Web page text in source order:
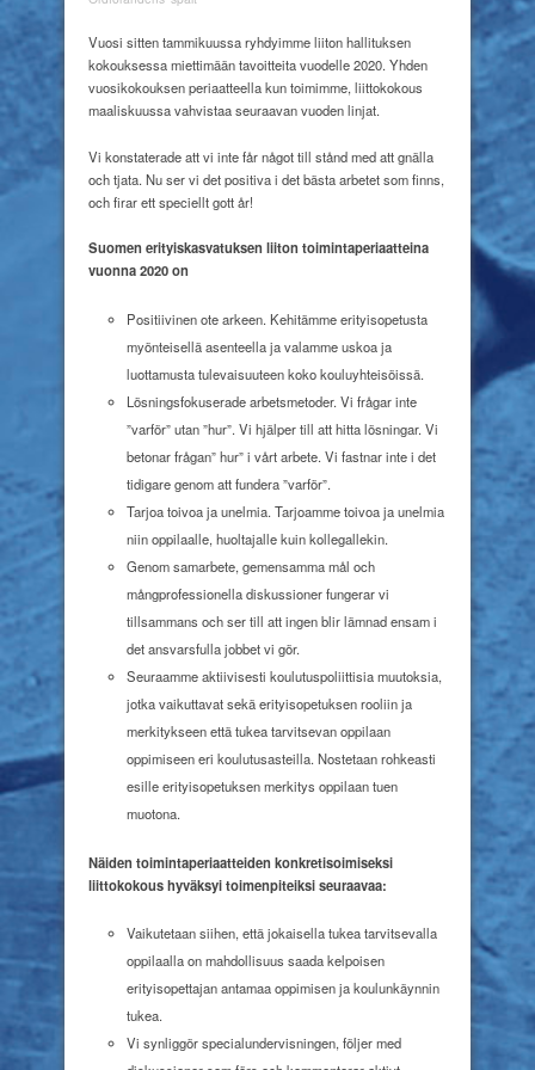
nytt
år
2020!
Vuosi sitten tammikuussa ryhdyimme liiton hallituksen
kokouksessa miettimään tavoitteita vuodelle 2020. Yhden
vuosikokouksen periaatteella kun toimimme, liittokokous
maaliskuussa vahvistaa seuraavan vuoden linjat.
Vi konstaterade att vi inte får något till stånd med att gnälla
och tjata. Nu ser vi det positiva i det bästa arbetet som finns,
och firar ett speciellt gott år!
Suomen erityiskasvatuksen liiton toimintaperiaatteina
vuonna 2020 on
Positiivinen ote arkeen. Kehitämme erityisopetusta
myönteisellä asenteella ja valamme uskoa ja
luottamusta tulevaisuuteen koko kouluyhteisöissä.
Lösningsfokuserade arbetsmetoder. Vi frågar inte
”varför” utan ”hur”. Vi hjälper till att hitta lösningar. Vi
betonar frågan” hur” i vårt arbete. Vi fastnar inte i det
tidigare genom att fundera ”varför”.
Tarjoa toivoa ja unelmia. Tarjoamme toivoa ja unelmia
niin oppilaalle, huoltajalle kuin kollegallekin.
Genom samarbete, gemensamma mål och
mångprofessionella diskussioner fungerar vi
tillsammans och ser till att ingen blir lämnad ensam i
det ansvarsfulla jobbet vi gör.
Seuraamme aktiivisesti koulutuspoliittisia muutoksia,
jotka vaikuttavat sekä erityisopetuksen rooliin ja
merkitykseen että tukea tarvitsevan oppilaan
oppimiseen eri koulutusasteilla. Nostetaan rohkeasti
esille erityisopetuksen merkitys oppilaan tuen
muotona.
Näiden toimintaperiaatteiden konkretisoimiseksi
liittokokous hyväksyi toimenpiteiksiseuraavaa:
Vaikutetaan siihen, että jokaisella tukea tarvitsevalla
oppilaalla on mahdollisuus saada kelpoisen
erityisopettajan antamaa oppimisen ja koulunkäynnin
tukea.
Vi synliggör specialundervisningen, följer med